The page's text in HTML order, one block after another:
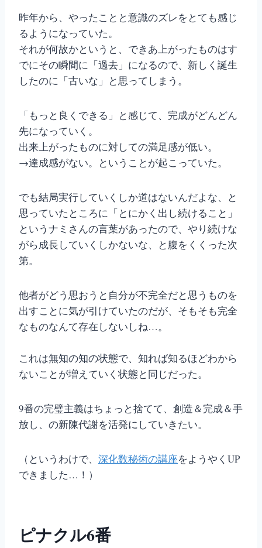
昨年から、やったことと意識のズレをとても感じ
るようになっていた。
それが何故かというと、できあ上がったものはす
でにその瞬間に「過去」になるので、新しく誕生
したのに「古いな」と思ってしまう。
「もっと良くできる」と感じて、完成がどんどん
先になっていく。
出来上がったものに対しての満足感が低い。
→達成感がない。ということが起こっていた。
でも結局実行していくしか道はないんだよな、と
思っていたところに「とにかく出し続けること」
というナミさんの言葉があったので、やり続けな
がら成長していくしかないな、と腹をくくった次
第。
他者がどう思おうと自分が不完全だと思うものを
出すことに気が引けていたのだが、そもそも完全
なものなんて存在しないしね…。
これは無知の知の状態で、知れば知るほどわから
ないことが増えていく状態と同じだった。
9番の完璧主義はちょっと捨てて、創造＆完成＆手
放し、の新陳代謝を活発にしていきたい。
（というわけで、 深化数秘術の講座をようやくUP
できました…！）
ピナクル6番